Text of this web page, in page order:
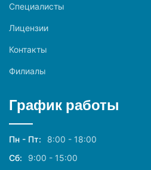
Специалисты
Лицензии
Контакты
Филиалы
График работы
Пн - Пт:
8:00 - 18:00
Сб:
9:00 - 15:00